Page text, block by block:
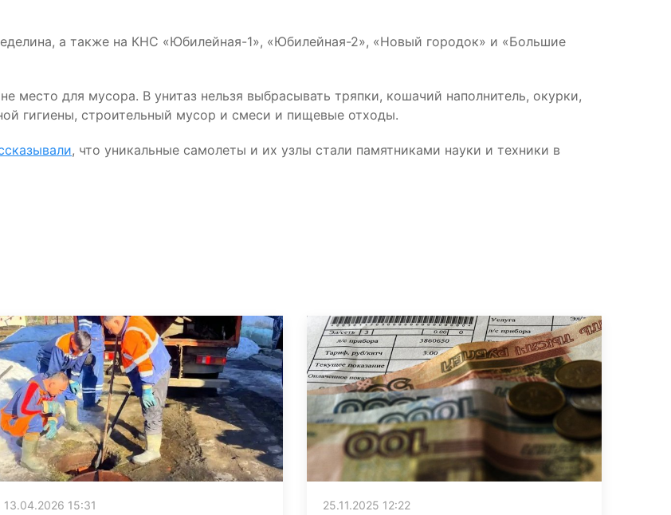
а также на КНС «Юбилейная-1», «Юбилейная-2», «Новый городок» и «Большие
место для мусора. В унитаз нельзя выбрасывать тряпки, кошачий наполнитель, окурки,
гигиены, строительный мусор и смеси и пищевые отходы.
, что уникальные самолеты и их узлы стали памятниками науки и техники в
13.04.2026 15:31 25.11.2025 12:22